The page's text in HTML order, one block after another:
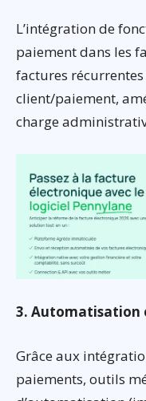
L’intégration de
paiement dans les
factures
client/paiement,
charge
3. Automatisation
Grâce aux
paiements, outils